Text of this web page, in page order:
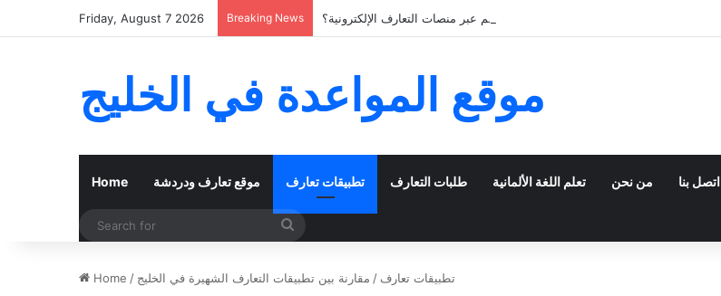
Friday, August 7 2026 Breaking News كيف يمكن للشباب الخليجي التعبير عن ذاتهم عبر منصات التعارف الإلكترونية؟
موقع المواعدة في الخليج
Home موقع تعارف ودردشة تطبيقات تعارف طلبات التعارف تعلم اللغة الألمانية من نحن اتصل بنا
Home / تطبيقات تعارف / مقارنة بين تطبيقات التعارف الشهيرة في الخليج